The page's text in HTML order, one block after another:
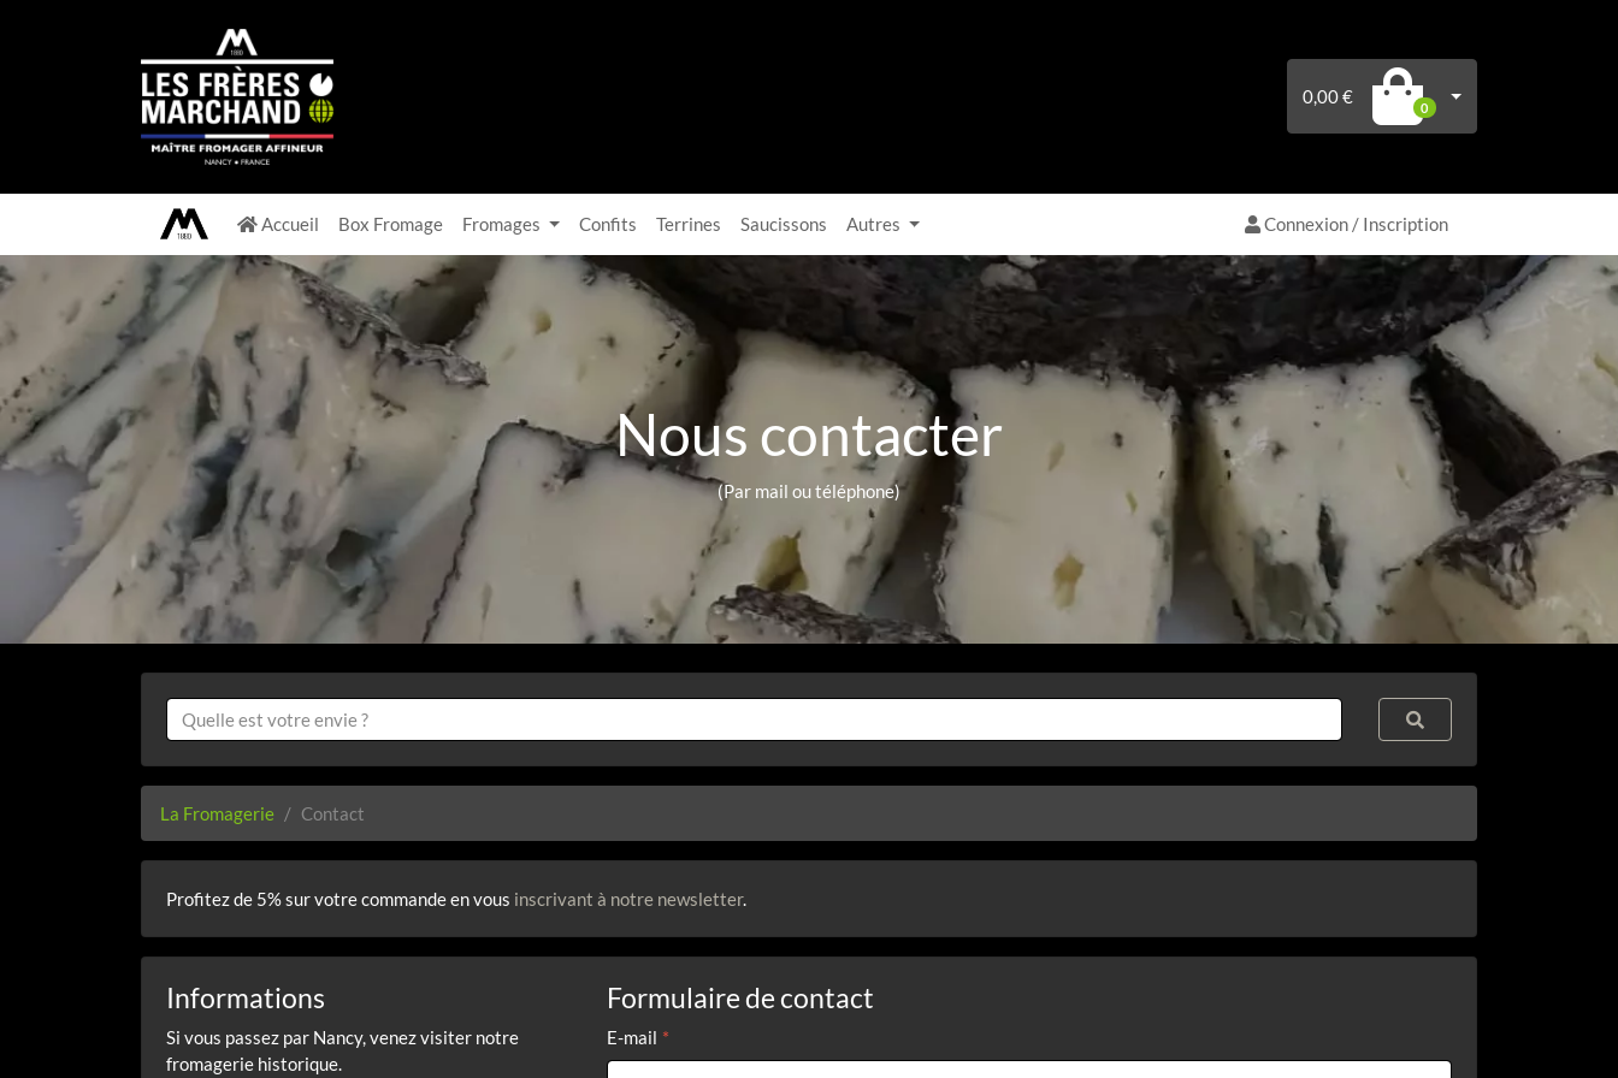
0,00 € 0
Accueil Box Fromage Fromages Confits Terrines Saucissons Autres Connexion / Inscription
Nous contacter
(Par mail ou téléphone)
La Fromagerie Contact
Profitez de 5% sur votre commande en vous inscrivant à notre newsletter.
Informations
Si vous passez par Nancy, venez visiter notre
fromagerie historique.
Formulaire de contact
E-mail